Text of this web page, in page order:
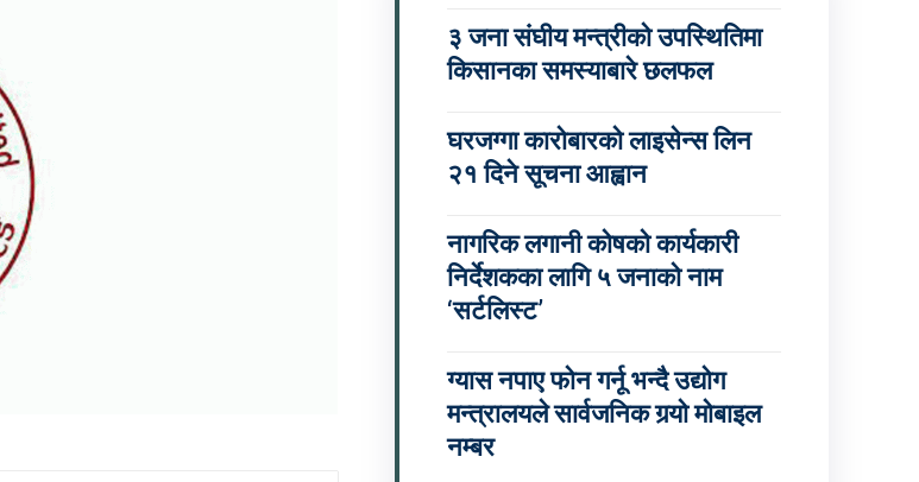
३ जना संघीय मन्त्रीको उपस्थितिमा
किसानका समस्याबारे छलफल
घरजग्गा कारोबारको लाइसेन्स लिन
२१ दिने सूचना आह्वान
नागरिक लगानी कोषको कार्यकारी
निर्देशकका लागि ५ जनाको नाम
‘सर्टलिस्ट’
ग्यास नपाए फोन गर्नू भन्दै उद्योग
मन्त्रालयले सार्वजनिक गर्‍यो मोबाइल
नम्बर